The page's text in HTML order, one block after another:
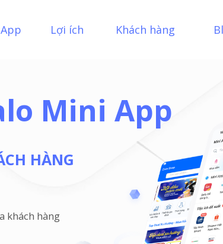
HÀNG
khách hàng
Lợi ích Khách hàng
Mini App